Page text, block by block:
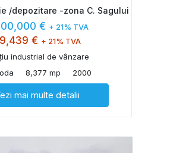
/depozitare -zona C. Sagului
€ + 21% TVA
€ + 21% TVA
industrial de vânzare
8,377 mp 2000
mai multe detalii